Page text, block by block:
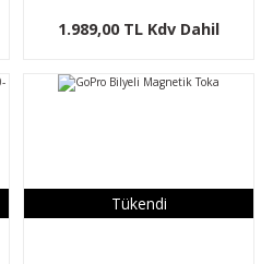
1.989,00 TL Kdv Dahil
Tükendi